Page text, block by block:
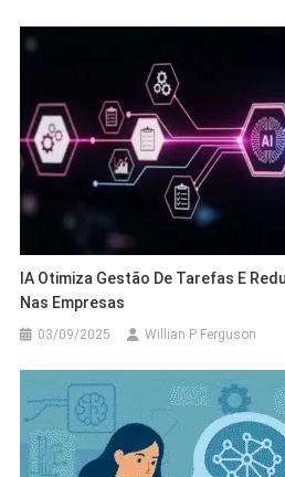
IA Otimiza Gestão De Tarefas E
Nas Empresas
03/09/2025 Willian P Ferguson